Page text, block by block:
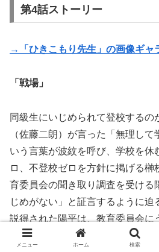
第4話ストーリー
→「ひきこもり先生」の画像ギャ
「戦場」
同級生にいじめられて登校するの
（佐藤二朗）が言った「無理し
いう言葉が波紋を呼び、学校を休
ロ、不登校ゼロを方針に掲げる榊
育委員会の聞き取り調査を受ける
じめがない」と証言するように迫
説得された陽平は、教育委員会に
れを苦に再び家にひきこもってし
メニュー ホーム 検索